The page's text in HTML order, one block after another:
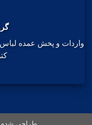
واردات و پخش عمده